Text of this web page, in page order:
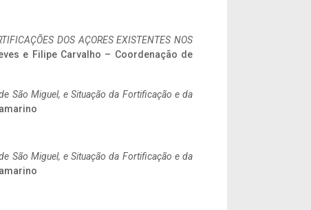
DOS AÇORES EXISTENTES NOS
e Filipe Carvalho – Coordenação de
São Miguel, e Situação da Fortificação e da
São Miguel, e Situação da Fortificação e da